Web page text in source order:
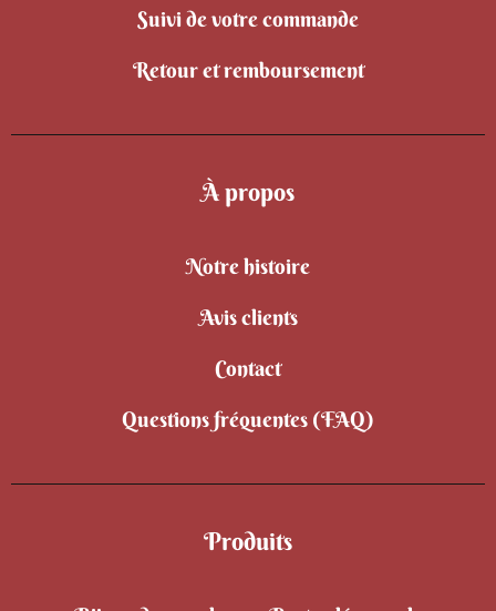
Suivi de votre commande
Retour et remboursement
À propos
Notre histoire
Avis clients
Contact
Questions fréquentes (FAQ)
Produits